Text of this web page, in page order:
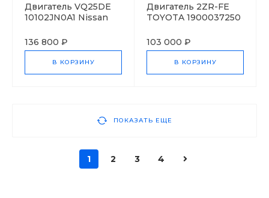
Двигатель VQ25DE
10102JN0A1 Nissan
136 800 ₽
В КОРЗИНУ
Двигатель 2ZR-FE
TOYOTA 1900037250
103 000 ₽
В КОРЗИНУ
ПОКАЗАТЬ ЕЩЕ
1 2 3 4